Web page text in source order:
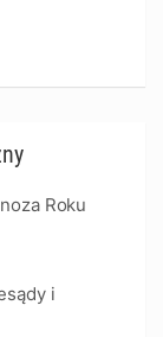
Roku
i